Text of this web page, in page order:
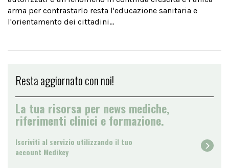
arma per contrastarlo resta l'educazione sanitaria e
l'orientamento dei cittadini...
Resta aggiornato con noi!
La tua risorsa per news mediche,
riferimenti clinici e formazione.
Iscriviti al servizio utilizzando il tuo
account Medikey